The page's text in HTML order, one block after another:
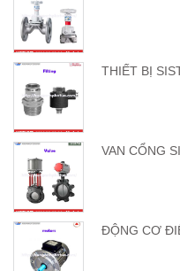
THIẾT BỊ
VAN CỔNG
ĐỘNG CƠ